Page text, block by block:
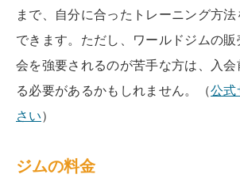
まで、自分に合ったトレーニング方
できます。ただし、ワールドジムの
会を強要されるのが苦手な方は、入
る必要があるかもしれません。（公
さい）
ジムの料金